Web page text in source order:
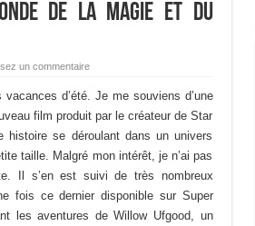
de la magie et du
un commentaire
d’été. Je me souviens d’une
film produit par le créateur de Star
histoire se déroulant dans un univers
taille. Malgré mon intérêt, je n’ai pas
Il s’en est suivi de très nombreux
fois ce dernier disponible sur Super
les aventures de Willow Ufgood, un